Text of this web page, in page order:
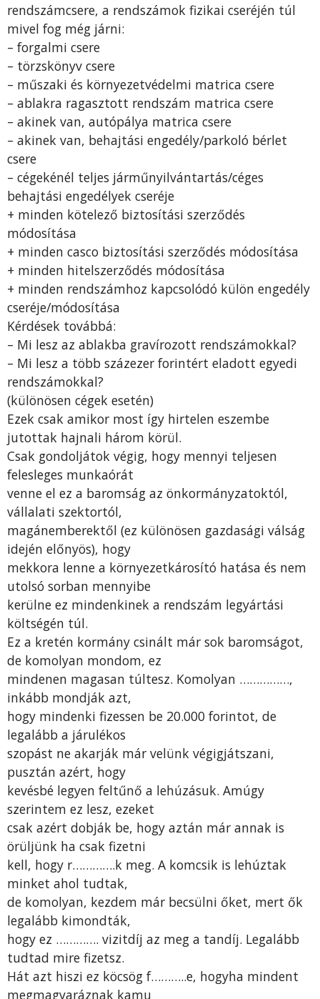
rendszámcsere, a rendszámok fizikai cseréjén túl
mivel fog még járni:
– forgalmi csere
– törzskönyv csere
– műszaki és környezetvédelmi matrica csere
– ablakra ragasztott rendszám matrica csere
– akinek van, autópálya matrica csere
– akinek van, behajtási engedély/parkoló bérlet
csere
– cégekénél teljes járműnyilvántartás/céges
behajtási engedélyek cseréje
+ minden kötelező biztosítási szerződés
módosítása
+ minden casco biztosítási szerződés módosítása
+ minden hitelszerződés módosítása
+ minden rendszámhoz kapcsolódó külön engedély
cseréje/módosítása
Kérdések továbbá:
– Mi lesz az ablakba gravírozott rendszámokkal?
– Mi lesz a több százezer forintért eladott egyedi
rendszámokkal?
(különösen cégek esetén)
Ezek csak amikor most így hirtelen eszembe
jutottak hajnali három körül.
Csak gondoljátok végig, hogy mennyi teljesen
felesleges munkaórát
venne el ez a baromság az önkormányzatoktól,
vállalati szektortól,
magánemberektől (ez különösen gazdasági válság
idején előnyös), hogy
mekkora lenne a környezetkárosító hatása és nem
utolsó sorban mennyibe
kerülne ez mindenkinek a rendszám legyártási
költségén túl.
Ez a kretén kormány csinált már sok baromságot,
de komolyan mondom, ez
mindenen magasan túltesz. Komolyan ……………,
inkább mondják azt,
hogy mindenki fizessen be 20.000 forintot, de
legalább a járulékos
szopást ne akarják már velünk végigjátszani,
pusztán azért, hogy
kevésbé legyen feltűnő a lehúzásuk. Amúgy
szerintem ez lesz, ezeket
csak azért dobják be, hogy aztán már annak is
örüljünk ha csak fizetni
kell, hogy r………….k meg. A komcsik is lehúztak
minket ahol tudtak,
de komolyan, kezdem már becsülni őket, mert ők
legalább kimondták,
hogy ez …………. vizitdíj az meg a tandíj. Legalább
tudtad mire fizetsz.
Hát azt hiszi ez köcsög f………..e, hogyha mindent
megmagyaráznak kamu